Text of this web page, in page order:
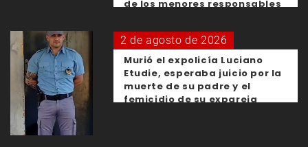
de los menores responsables
2 de agosto de 2026
Murió el expolicía Luciano
Etudie, esperaba juicio por la
muerte de su padre y el
femicidio de su expareja